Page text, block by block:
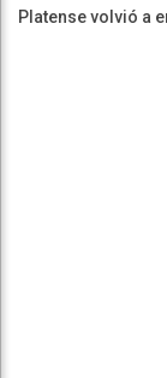
Platense volvió a